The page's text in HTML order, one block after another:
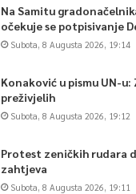
Na Samitu
očekuje se potpisivanje
Subota, 8 Augusta 2026, 19:14
Konaković u pismu UN-
preživjelih
Subota, 8 Augusta 2026, 19:12
Protest zeničkih rudara
zahtjeva
Subota, 8 Augusta 2026, 19:11